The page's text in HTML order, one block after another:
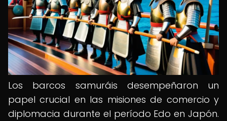
Los barcos samuráis desempeñaron un
papel crucial en las misiones de comercio y
diplomacia durante el período Edo en Japón.